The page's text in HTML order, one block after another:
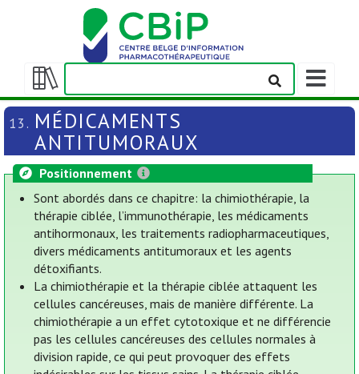
Afficher/masquer
la
table
des
matières
Afficher/
la
barre
13. MÉDICAMENTS
ANTITUMORAUX
Positionnement
Sont abordés dans ce chapitre: la chimiothérapie, la
thérapie ciblée, l’immunothérapie, les médicaments
antihormonaux, les traitements radiopharmaceutiques,
divers médicaments antitumoraux et les agents
détoxifiants.
La chimiothérapie et la thérapie ciblée attaquent les
cellules cancéreuses, mais de manière différente. La
chimiothérapie a un effet cytotoxique et ne différencie
pas les cellules cancéreuses des cellules normales à
division rapide, ce qui peut provoquer des effets